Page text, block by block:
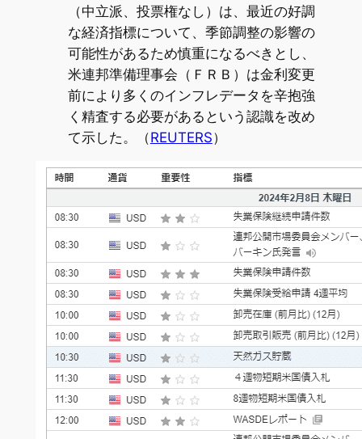
（中立派、投票権なし）は、最近の好調
な経済指標について、季節調整の影響の
可能性があるため慎重になるべきとし、
米連邦準備理事会（ＦＲＢ）は金利変更
前により多くのインフレデータを辛抱強
く精査する必要があるという認識を改め
て示した。（REUTERS）